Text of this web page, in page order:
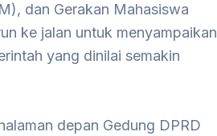
dan Gerakan Mahasiswa
ke jalan untuk menyampaikan
yang dinilai semakin
depan Gedung DPRD